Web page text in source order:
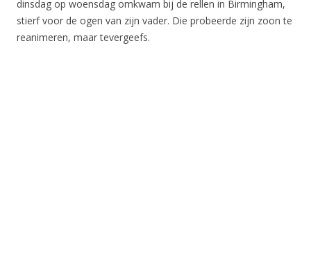
dinsdag op woensdag omkwam bij de rellen in Birmingham,
stierf voor de ogen van zijn vader. Die probeerde zijn zoon te
reanimeren, maar tevergeefs.